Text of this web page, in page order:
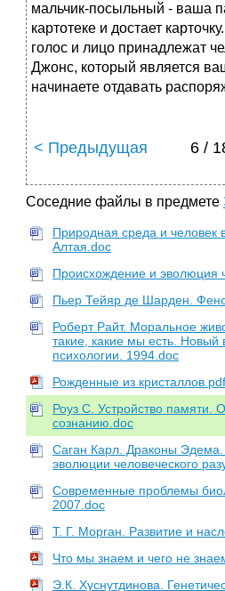
мальчик-посыльный - ваша
картотеке и достает
голос и лицо принадлежат
Джонс, который является
начинаете отдавать
< Предыдущая 6 /
Соседние файлы в предмете
Природная среда и человек
Алтая.doc
Происхождение и эволюция
Пьер Тейяр де Шарден.
Роберт Райт. Моральное
такие, какие мы есть. Новый
психологии. 1994.doc
Рожденные из кристаллов.pdf
Роуз С. Устройство памяти.
сознанию.doc
Саган Карл. Драконы
эволюции человеческого
Современные проблемы
2007.doc
Т. Г. Морган. Развитие и
Что мы знаем и чего не
Э.К. Хуснутдинова.